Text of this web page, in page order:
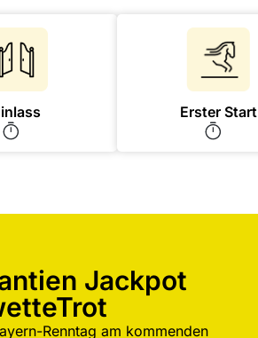
Erster Start
Jackpot
Renntag am kommenden